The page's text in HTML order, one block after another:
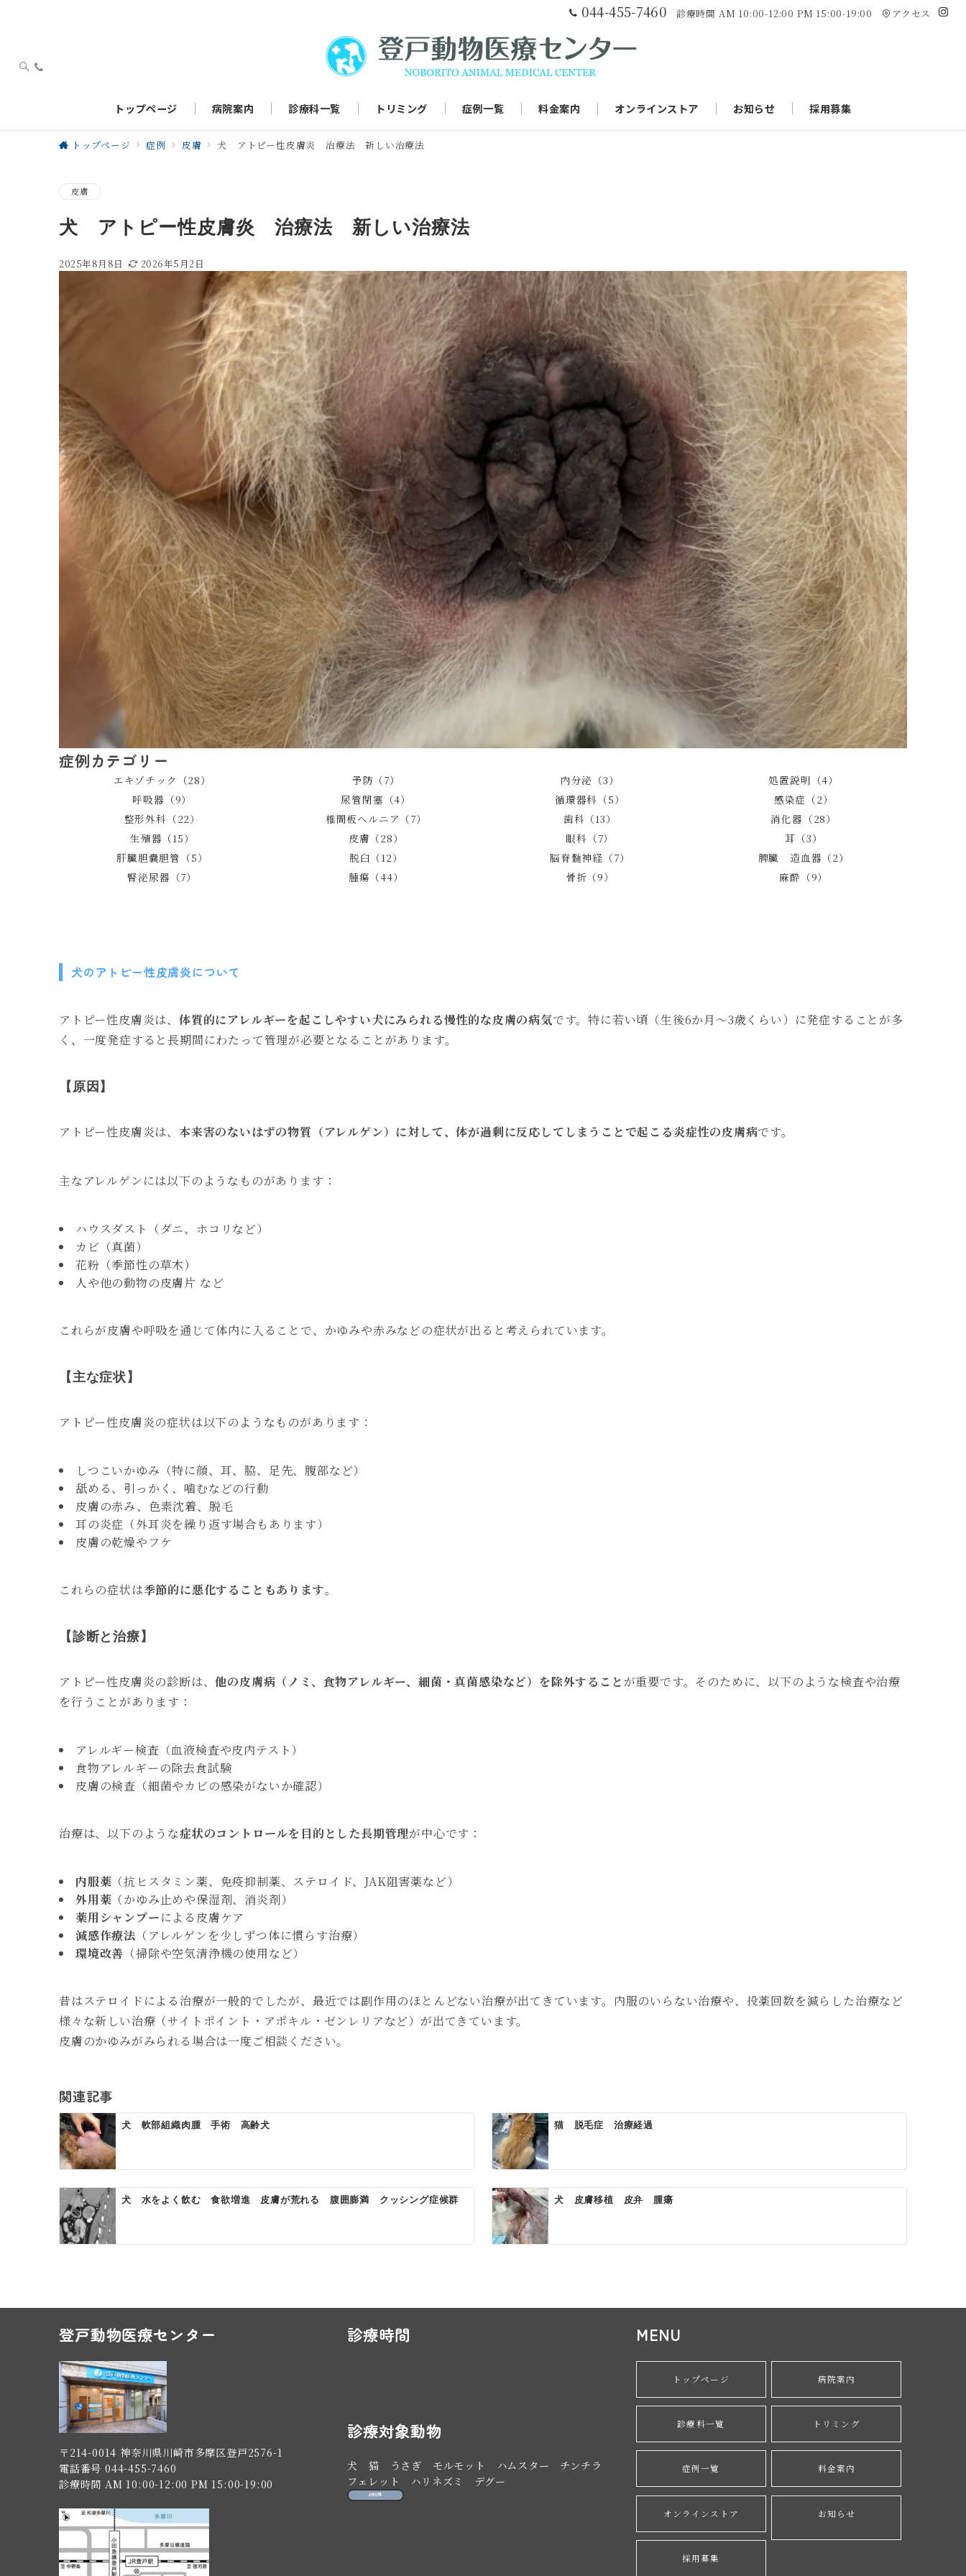
044-455-7460 診療時間 AM 10:00-12:00 PM 15:00-19:00 アクセス
トップページ 病院案内 診療科一覧 トリミング 症例一覧 料金案内 オンラインストア お知らせ 採用募集
トップページ 症例 皮膚 犬 アトピー性皮膚炎 治療法 新しい治療法
皮膚
犬 アトピー性皮膚炎 治療法 新しい治療法
2025年8月8日 2026年5月2日
症例カテゴリー
エキゾチック（28） 予防（7） 内分泌（3）
処置説明（4）
呼吸器（9）
尿管閉塞（4） 循環器科（5）
感染症（2）
整形外科（22）
椎間板ヘルニア（7） 歯科（13）
消化器（28）
生殖器（15）
皮膚（28） 眼科（7）
耳（3）
肝臓胆嚢胆管（5）
脱臼（12） 脳脊髄神経（7）
脾臓 造血器（2）
腎泌尿器（7）
腫瘍（44） 骨折（9） 麻酔（9）
犬のアトピー性皮膚炎について
アトピー性皮膚炎は、 体質的にアレルギーを起こしやすい犬にみられる慢性的な皮膚の病気です。特に若い頃（生後6か月～3歳くらい）に発症することが多
く、一度発症すると長期間にわたって管理が必要となることがあります。
【原因】
アトピー性皮膚炎は、 本来害のないはずの物質（アレルゲン）に対して、体が過剰に反応してしまうことで起こる炎症性の皮膚病です。
主なアレルゲンには以下のようなものがあります：
ハウスダスト（ダニ、ホコリなど）
カビ（真菌）
花粉（季節性の草木）
人や他の動物の皮膚片 など
これらが皮膚や呼吸を通じて体内に入ることで、かゆみや赤みなどの症状が出ると考えられています。
【主な症状】
アトピー性皮膚炎の症状は以下のようなものがあります：
しつこいかゆみ（特に顔、耳、脇、足先、腹部など）
舐める、引っかく、噛むなどの行動
皮膚の赤み、色素沈着、脱毛
耳の炎症（外耳炎を繰り返す場合もあります）
皮膚の乾燥やフケ
これらの症状は季節的に悪化することもあります。
【診断と治療】
アトピー性皮膚炎の診断は、他の皮膚病（ノミ、食物アレルギー、細菌・真菌感染など）を除外すること が重要です。そのために、以下のような検査や治療
を行うことがあります：
アレルギー検査（血液検査や皮内テスト）
食物アレルギーの除去食試験
皮膚の検査（細菌やカビの感染がないか確認）
治療は、以下のような症状のコントロールを目的とした長期管理が中心です：
内服薬 （抗ヒスタミン薬、免疫抑制薬、ステロイド、JAK阻害薬など）
外用薬 （かゆみ止めや保湿剤、消炎剤）
薬用シャンプーによる皮膚ケア
減感作療法 （アレルゲンを少しずつ体に慣らす治療）
環境改善 （掃除や空気清浄機の使用など）
昔はステロイドによる治療が一般的でしたが、最近では副作用のほとんどない治療が出てきています。内服のいらない治療や、投薬回数を減らした治療など
様々な新しい治療（サイトポイント・アポキル・ゼンレリアなど）が出てきています。
皮膚のかゆみがみられる場合は一度ご相談ください。
関連記事
犬 軟部組織肉腫 手術 高齢犬 猫 脱毛症 治療経過
犬 水をよく飲む 食欲増進 皮膚が荒れる 腹囲膨満 クッシング症候群 犬 皮膚移植 皮弁 腫瘍
登戸動物医療センター
〒214-0014 神奈川県川崎市多摩区登戸2576-1
電話番号 044-455-7460
診療時間 AM 10:00-12:00 PM 15:00-19:00
診療時間
診療対象動物
犬 猫 うさぎ モルモット ハムスター チンチラ
フェレット ハリネズミ デグー
説明用
MENU
トップページ 病院案内
診療科一覧 トリミング
症例一覧 料金案内
オンラインストア お知らせ
採用募集